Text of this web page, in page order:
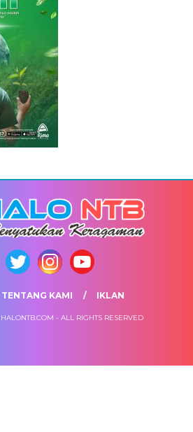
TENTANG KAMI IKLAN
- ALL RIGHTS RESERVED